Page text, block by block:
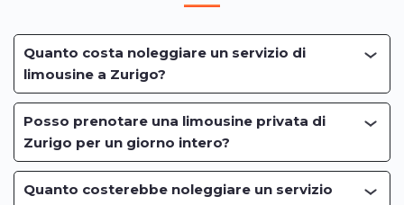
Quanto costa noleggiare un servizio di
limousine a Zurigo?
Posso prenotare una limousine privata di
Zurigo per un giorno intero?
Quanto costerebbe noleggiare un servizio